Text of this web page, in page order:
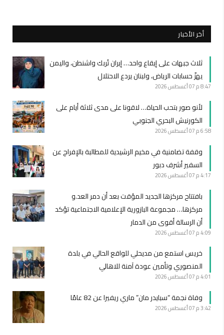
أخر الأخبار
ثلاث جبهات على إيقاع واحد… إيران تُربك واشنطن، واليمن
يهزّ حسابات الرياض، ولبنان يردع الاحتلال
8:47 م 07 أغسطس 2026
لأنو صور بتحب الحياة… لاقونا على مدى ثلاثة أيام على
الكورنيش البحري الجنوبي
6:58 م 07 أغسطس 2026
وقفة تضامنية في مخيم الرشيدية للمطالبة بالإفراج عن
السفير أشرف دبور
4:17 م 07 أغسطس 2026
بافتتاح مركزها الجديد المؤقت بعد أن دمر العد.و
مركزها… مجموعة البازورية الإعلامية الاجتماعية تؤكد
أن الرسالة أقوى من الدمار
4:09 م 07 أغسطس 2026
خريس استمع من مديحلي للواقع الحالي في بلدة
المنصوري وتأمين عودة آمنة للاهالي
4:01 م 07 أغسطس 2026
وفاة نجمة “سبايدر مان” ماري ريفيرا عن 82 عامًا
3:42 م 07 أغسطس 2026